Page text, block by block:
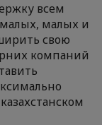
всем
малых и
свою
компаний